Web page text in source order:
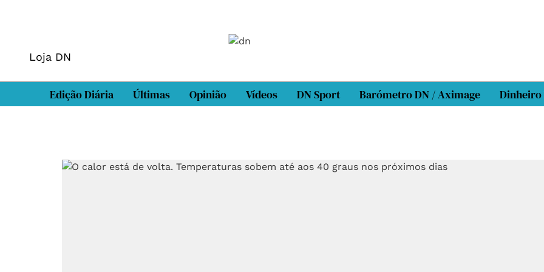
Loja DN
Edição Diária Últimas Opinião Vídeos DN Sport Barómetro DN / Aximage Dinheiro